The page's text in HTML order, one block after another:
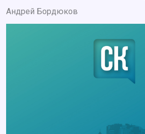
Андрей Бордюков